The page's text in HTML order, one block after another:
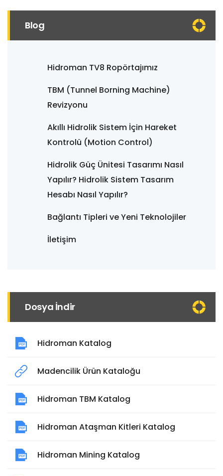
Blog
Hidroman TV8 Ropörtajımız
TBM (Tunnel Borning Machine)
Revizyonu
Akıllı Hidrolik Sistem İçin Hareket
Kontrolü (Motion Control)
Hidrolik Güç Ünitesi Tasarımı Nasıl
Yapılır? Hidrolik Sistem Tasarım
Hesabı Nasıl Yapılır?
Bağlantı Tipleri ve Yeni Teknolojiler
İletişim
Dosya İndir
Hidroman Katalog
Madencilik Ürün Kataloğu
Hidroman TBM Katalog
Hidroman Ataşman Kitleri Katalog
Hidroman Mining Katalog